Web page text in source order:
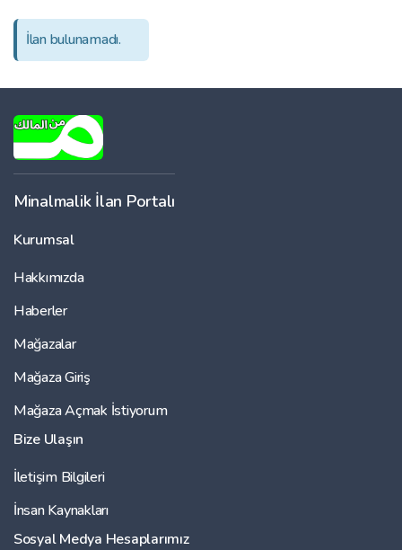
İlan bulunamadı.
Minalmalik İlan Portalı
Kurumsal
Hakkımızda
Haberler
Mağazalar
Mağaza Giriş
Mağaza Açmak İstiyorum
Bize Ulaşın
İletişim Bilgileri
İnsan Kaynakları
Sosyal Medya Hesaplarımız